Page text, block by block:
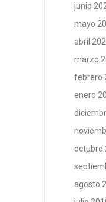
junio
mayo
abril
marzo
febrero
enero
octubre
agosto